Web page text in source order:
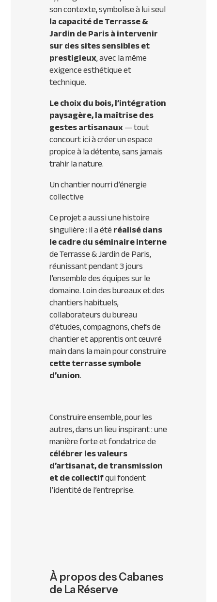
son contexte, symbolise à lui seul
la capacité de Terrasse &
Jardin de Paris à intervenir
sur des sites sensibles et
prestigieux, avec la même
exigence esthétique et
technique.
Le choix du bois, l’intégration
paysagère, la maîtrise des
gestes artisanaux— tout
concourt ici à créer un espace
propice à la détente, sans jamais
trahir la nature.
Un chantier nourri d’énergie
collective
Ce projet a aussi une histoire
singulière : il a étéréalisé dans
le cadre du séminaire interne
de Terrasse & Jardin de Paris,
réunissant pendant 3 jours
l’ensemble des équipes sur le
domaine. Loin des bureaux et des
chantiers habituels,
collaborateurs du bureau
d’études, compagnons, chefs de
chantier et apprentis ont œuvré
main dans la main pour construire
cette terrasse symbole
d’union.
Construire ensemble, pour les
autres, dans un lieu inspirant : une
manière forte et fondatrice de
célébrer les valeurs
d’artisanat, de transmission
et de collectifqui fondent
l’identité de l’entreprise.
À propos des Cabanes
de La Réserve